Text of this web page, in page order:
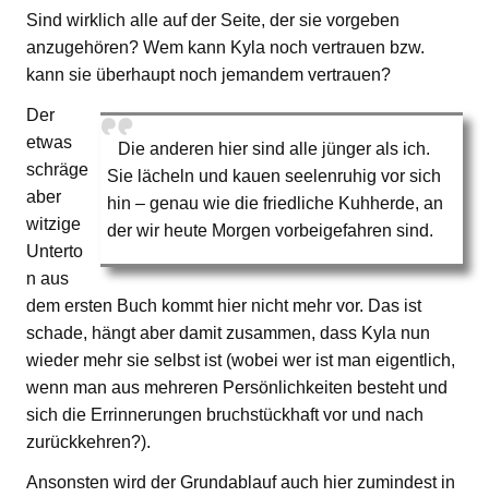
Sind wirklich alle auf der Seite, der sie vorgeben
anzugehören? Wem kann Kyla noch vertrauen bzw.
kann sie überhaupt noch jemandem vertrauen?
Die anderen hier sind alle jünger als ich.
Sie lächeln und kauen seelenruhig vor sich
hin – genau wie die friedliche Kuhherde, an
der wir heute Morgen vorbeigefahren sind.
Der
etwas
schräge
aber
witzige
Unterto
n aus
dem ersten Buch kommt hier nicht mehr vor. Das ist
schade, hängt aber damit zusammen, dass Kyla nun
wieder mehr sie selbst ist (wobei wer ist man eigentlich,
wenn man aus mehreren Persönlichkeiten besteht und
sich die Errinnerungen bruchstückhaft vor und nach
zurückkehren?).
Ansonsten wird der Grundablauf auch hier zumindest in